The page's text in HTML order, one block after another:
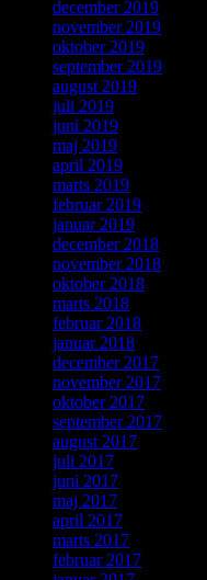
december 2019
november 2019
oktober 2019
september 2019
august 2019
juli 2019
juni 2019
maj 2019
april 2019
marts 2019
februar 2019
januar 2019
december 2018
november 2018
oktober 2018
marts 2018
februar 2018
januar 2018
december 2017
november 2017
oktober 2017
september 2017
august 2017
juli 2017
juni 2017
maj 2017
april 2017
marts 2017
februar 2017